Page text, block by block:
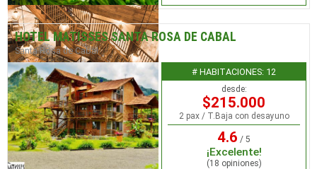
HOTEL MATISSES SANTA ROSA DE CABAL
Santa Rosa de Cabal
# HABITACIONES: 12
desde:
$215.000
2 pax / T.Baja con desayuno
4.6 / 5
¡Excelente!
(18 opiniones)